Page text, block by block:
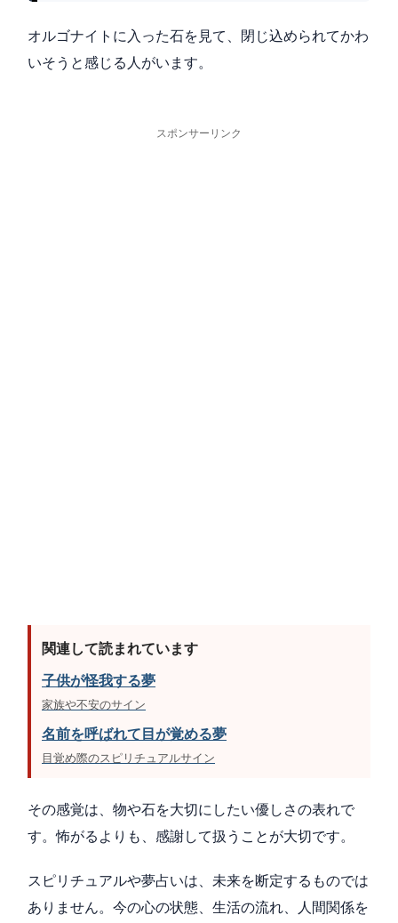
オルゴナイトに入った石を見て、閉じ込められてかわ
いそうと感じる人がいます。
スポンサーリンク
関連して読まれています
子供が怪我する夢
家族や不安のサイン
名前を呼ばれて目が覚める夢
目覚め際のスピリチュアルサイン
その感覚は、物や石を大切にしたい優しさの表れで
す。怖がるよりも、感謝して扱うことが大切です。
スピリチュアルや夢占いは、未来を断定するものでは
ありません。今の心の状態、生活の流れ、人間関係を